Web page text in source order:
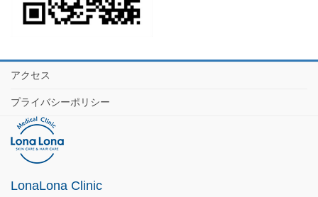
アクセス
プライバシーポリシー
LonaLona Clinic